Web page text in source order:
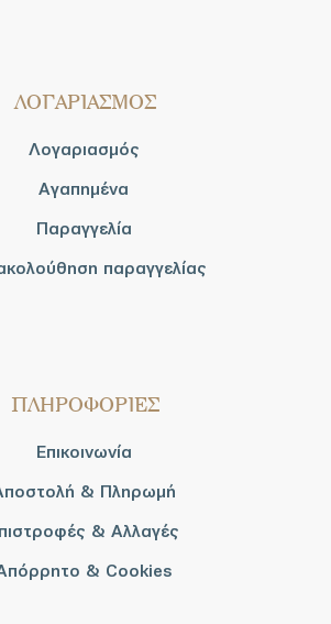
ΛΟΓΑΡΙΑΣΜΟΣ
Λογαριασμός
Αγαπημένα
Παραγγελία
παραγγελίας
ΠΛΗΡΟΦΟΡΙΕΣ
Επικοινωνία
& Πληρωμή
& Αλλαγές
& Cookies